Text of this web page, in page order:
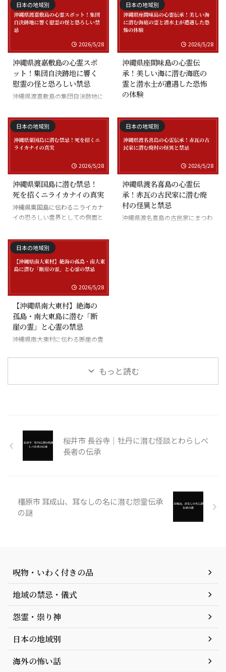
日本の地域別
2026/5/28
沖縄県渡嘉敷島の心霊スポ
ット！集団自決跡地に響く
慰霊の怪と恐ろしい禁忌
沖縄県渡嘉敷島の集団自決跡地に
日本の地域別
2026/5/28
沖縄県座間味島の心霊伝
承！美しい海に潜む海底の
霊と潜水士が遭遇した恐怖
の体験
士の怪談
日本の地域別
2026/5/28
沖縄県粟国島に潜む禁忌！
死を招くニライカナイの真実
沖縄県粟国島に伝わるニライカナ
イの恐ろしい霊界としての側面と
日本の地域別
2026/5/28
沖縄県渡名喜島の心霊伝
承！赤瓦の古民家に潜む廃
村の怪異と禁忌
沖縄県渡名喜島の古民家にまつわ
日本の地域別
2026/5/28
【沖縄県南大東村】絶海の
孤島・南大東島に潜む「断
崖の霊」と心霊の禁忌
沖縄県南大東村に伝わる断崖の霊
もっと読む
桜井市 長谷寺｜牡丹に潜む怪談とわらしべ
長者の伝承
橿原市 耳成山、耳なしの名に潜む怨霊伝承
の謎
呪物・いわく付きの品
地域の禁忌・儀式
怨霊・祟り神
日本の地域別
海外の怖い話